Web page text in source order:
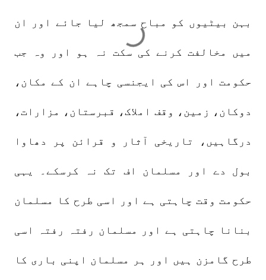
بہن بیٹیوں کو مباح سمجھ لیا جائے اور ان
میں مخالفت کرنے کی سکت نہ ہو اور وہ جب
حکومت اور اس کی ایجنسی چاہے ان کے مکان،
دوکان، زمین، وقف املاک، قبرستان، مزارات،
درگاہیں، تاریخی آثار و قرائن پر دھاوا
بول دے اور مسلمان اف تک نہ کرسکے۔ یہی
حکومت وقت چاہتی ہے اور اسی طرح کا مسلمان
بنانا چاہتی ہے اور مسلمان رفتہ رفتہ اسی
طرح گامزن ہیں اور ہر مسلمان اپنی باری کا